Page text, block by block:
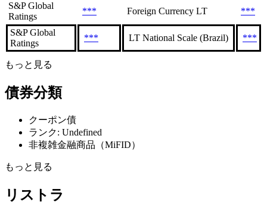
S&P Global
Ratings
*** Foreign Currency LT ***
S&P Global
Ratings
*** LT National Scale (Brazil) ***
もっと見る
債券分類
クーポン債
ランク: Undefined
非複雑金融商品（MiFID）
もっと見る
リストラ